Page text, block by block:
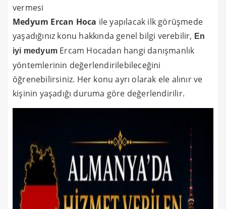
vermesi
Medyum Ercan Hoca ile yapılacak ilk görüşmede
yaşadığınız konu hakkında genel bilgi verebilir, En
iyi medyum Ercam Hocadan hangi danışmanlık
yöntemlerinin değerlendirilebileceğini
öğrenebilirsiniz. Her konu ayrı olarak ele alınır ve
kişinin yaşadığı duruma göre değerlendirilir.